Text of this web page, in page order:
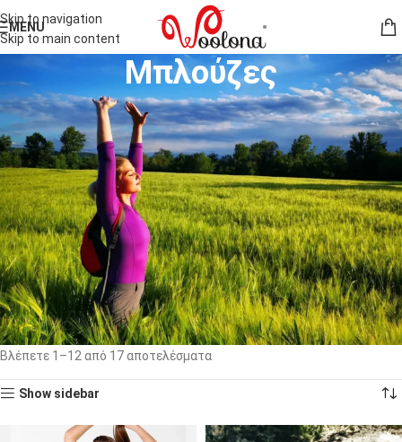
Skip to navigation
Skip to main content
MENU
Μπλούζες
Μια μπλούζα μπορεί να φορεθεί μόνη της, να γίνει η βάση ενός
συνδυασμού ή να σε συνοδεύσει από την καθημερινότητα μέχρι μια
διαδρομή στη φύση. Οι γυναικείες μπλούζες από μαλλί μερινό
προσφέρουν απαλή αίσθηση, φυσική διαπνοή και εφαρμογή που δεν
περιορίζει την κίνηση.
Στη συλλογή της Woolona θα βρεις μπλούζες με κοντό ή μακρύ
μανίκι, T-shirt, polo και σχέδια κατάλληλα για πεζοπορία, ταξίδια,
άθληση και καθημερινή χρήση. Οι λεπτές ίνες μερινό βοηθούν στη
διαχείριση της υγρασίας και παραμένουν ευχάριστες κοντά στο
δέρμα σε διαφορετικές θερμοκρασίες.
Αρχική σελίδα Γυναίκες Ρούχα γυναικεία Μπλούζες
Βλέπετε 1–12 από 17 αποτελέσματα
Show sidebar